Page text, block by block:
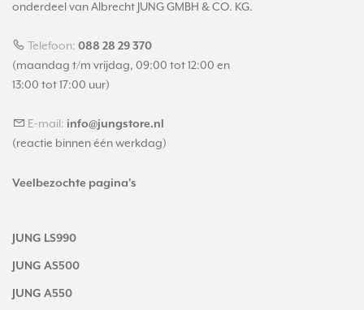
onderdeel van Albrecht JUNG GMBH & CO. KG.
Telefoon: 088 28 29 370
(maandag t/m vrijdag, 09:00 tot 12:00 en
13:00 tot 17:00 uur)
E-mail: info@jungstore.nl
(reactie binnen één werkdag)
Veelbezochte pagina's
JUNG LS990
JUNG AS500
JUNG A550